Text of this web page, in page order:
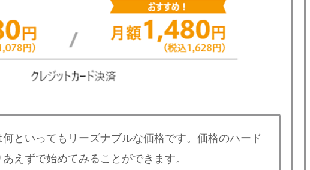
といってもリーズナブルな価格です。価格のハード
えずで始めてみることができます。